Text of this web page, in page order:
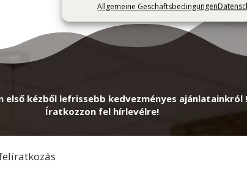
Allgemeine Geschäftsbedingungen
első kézből lefrissebb kedvezményes ajánlatainkról !
Íratkozzon fel hírlevélre!